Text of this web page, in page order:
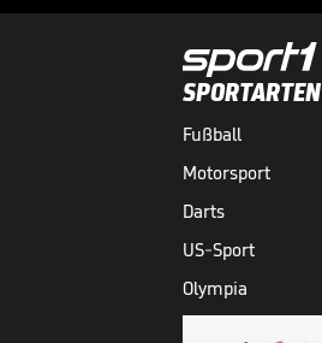
SPORTARTEN
Fußball
Motorsport
Darts
US-Sport
Olympia